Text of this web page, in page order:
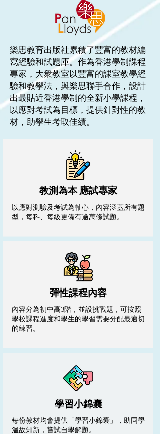
樂思教育出版社累積了豐富的教材編
寫經驗和試題庫。作為香港學制課程
專家，大衆教室以豐富的課室教學經
驗和教學法，與樂思聯手合作，設計
出最貼近香港學制的全新小學課程，
以應對考試為目標，提供針對性的教
材，助學生考取佳績。
教測為本 應試專家
以應對測驗及考試為軸心，內容涵蓋所有題
型，每科、每級更備有逾萬條試題。
彈性課程內容
內容分為初中高3階，並設挑戰題，可按照
學校課程進度和學生的學習需要分配最適切
的練習。
學習小錦囊
每份教材均會提供「學習小錦囊」，助同學
溫故知新，嘗試自學解題。